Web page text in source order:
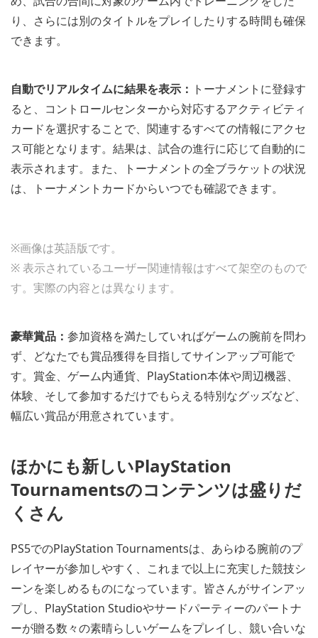
り、さらには別のタイトルをプレイしたりする時間も確保
できます。
自動でリアルタイムに結果を表示： トーナメントに登録す
ると、コントロールセンターから対応するアクティビティ
カードを選択することで、関連するすべての情報にアクセ
ス可能となります。結果は、試合の進行に応じて自動的に
表示されます。また、トーナメントの全ブラケットの状況
は、トーナメントカードからいつでも確認できます。
※画像は英語版です。
※ 表示されているユーザー関連情報はすべて架空のもので
す。実際の内容とは異なります。
豪華賞品： 参加資格を満たしていればゲームの腕前を問わ
ず、どなたでも賞品獲得を目指してサインアップ可能で
す。賞金、ゲーム内通貨、PlayStation本体や周辺機器、
体験、そして参加するだけでもらえる特別なグッズなど、
幅広い賞品が用意されています。
ほかにも新しいPlayStation
Tournamentsのコンテンツは盛りだ
くさん
PS5でのPlayStation Tournamentsは、あらゆる腕前のプ
レイヤーが参加しやすく、これまで以上に充実した競技シ
ーンを楽しめるものになっています。皆さんがサインアッ
プし、PlayStation Studioやサードパーティーのパートナ
ーが贈る数々の素晴らしいゲームをプレイし、競い合いな